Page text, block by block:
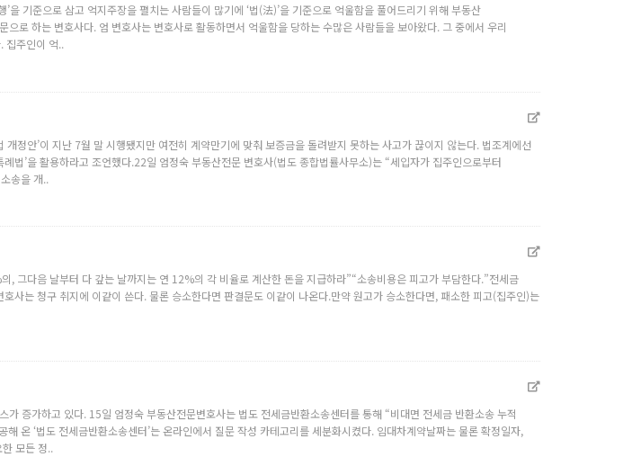
을 기준으로 삼고 억지주장을 펼치는 사람들이 많기에 ‘법(法)’을 기준으로 억울함을 풀어드리기 위해 부동산
로 하는 변호사다. 엄 변호사는 변호사로 활동하면서 억울함을 당하는 수많은 사람들을 보아왔다. 그 중에서 우리
집주인이 억..
정안’이 지난 7월 말 시행됐지만 여전히 계약만기에 맞춰 보증금을 돌려받지 못하는 사고가 끊이지 않는다. 법조계에선
법’을 활용하라고 조언했다.22일 엄정숙 부동산전문 변호사(법도 종합법률사무소)는 “세입자가 집주인으로부터
송을 개..
그다음 날부터 다 갚는 날까지는 연 12%의 각 비율로 계산한 돈을 지급하라”“소송비용은 피고가 부담한다.”전세금
사는 청구 취지에 이같이 쓴다. 물론 승소한다면 판결문도 이같이 나온다.만약 원고가 승소한다면, 패소한 피고(집주인)는
증가하고 있다. 15일 엄정숙 부동산전문변호사는 법도 전세금반환소송센터를 통해 “비대면 전세금 반환소송 누적
온 ‘법도 전세금반환소송센터’는 온라인에서 질문 작성 카테고리를 세분화시켰다. 임대차계약날짜는 물론 확정일자,
모든 정..